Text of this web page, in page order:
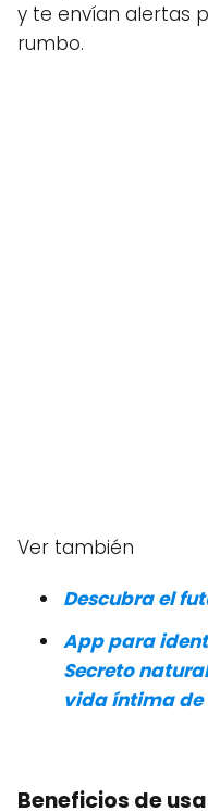
y te envían alertas
rumbo.
Ver también
Descubra el
App para
Secreto
vida íntima de
Beneficios de